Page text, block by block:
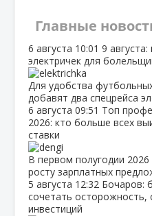
Главные
6 августа 10:01 9
электричек для
Для удобства
добавят два спецрейса
6 августа 09:51 Топ
2026: кто больше всех
ставки
В первом полугодии
росту зарплатных
5 августа 12:32 Бочаров:
сочетать осторожность,
инвестиций